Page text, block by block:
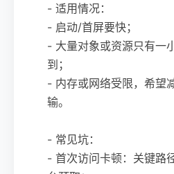
- 适用情况：
- 启动/首屏要快；
- 大量对象或资源只有一
到；
- 内存或网络受限，希望
输。
- 常见坑：
- 首次访问卡顿：关键路